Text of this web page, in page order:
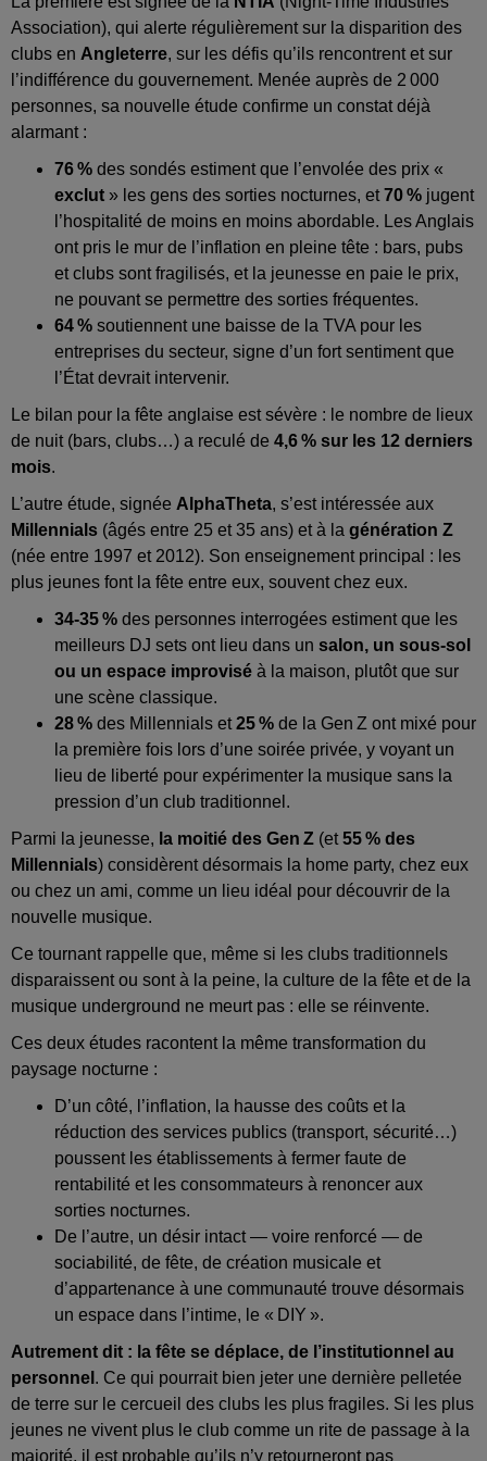
Association), qui alerte régulièrement sur la disparition des
clubs en Angleterre, sur les défis qu’ils rencontrent et sur
l’indifférence du gouvernement. Menée auprès de 2 000
personnes, sa nouvelle étude confirme un constat déjà
alarmant :
76% des sondés estiment que l’envolée des prix «
exclut » les gens des sorties nocturnes, et70% jugent
l’hospitalité de moins en moins abordable. Les Anglais
ont pris le mur de l’inflation en pleine tête : bars, pubs
et clubs sont fragilisés, et la jeunesse en paie le prix,
ne pouvant se permettre des sorties fréquentes.
64% soutiennent une baisse de la TVA pour les
entreprises du secteur, signe d’un fort sentiment que
l’État devrait intervenir.
Le bilan pour la fête anglaise est sévère : le nombre de lieux
de nuit (bars, clubs…) a reculé de 4,6% sur les 12 derniers
mois.
L’autre étude, signée AlphaTheta, s’est intéressée aux
Millennials (âgés entre 25 et 35 ans) et à la génération Z
(née entre 1997 et 2012). Son enseignement principal : les
plus jeunes font la fête entre eux, souvent chez eux.
34-35% des personnes interrogées estiment que les
meilleurs DJ sets ont lieu dans un salon, un sous-sol
ou un espace improvisé à la maison, plutôt que sur
une scène classique.
28% des Millennials et25% de la Gen Z ont mixé pour
la première fois lors d’une soirée privée, y voyant un
lieu de liberté pour expérimenter la musique sans la
pression d’un club traditionnel.
Parmi la jeunesse, la moitié des Gen Z (et55% des
Millennials) considèrent désormais la home party, chez eux
ou chez un ami, comme un lieu idéal pour découvrir de la
nouvelle musique.
Ce tournant rappelle que, même si les clubs traditionnels
disparaissent ou sont à la peine, la culture de la fête et de la
musique underground ne meurt pas : elle se réinvente.
Ces deux études racontent la même transformation du
paysage nocturne :
D’un côté, l’inflation, la hausse des coûts et la
réduction des services publics (transport, sécurité…)
poussent les établissements à fermer faute de
rentabilité et les consommateurs à renoncer aux
sorties nocturnes.
De l’autre, un désir intact — voire renforcé — de
sociabilité, de fête, de création musicale et
d’appartenance à une communauté trouve désormais
un espace dans l’intime, le « DIY ».
Autrement dit : la fête se déplace, de l’institutionnel au
personnel . Ce qui pourrait bien jeter une dernière pelletée
de terre sur le cercueil des clubs les plus fragiles. Si les plus
jeunes ne vivent plus le club comme un rite de passage à la
majorité, il est probable qu’ils n’y retourneront pas